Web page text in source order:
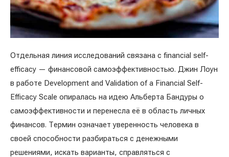
Отдельная линия исследований связана с financial self-
efficacy — финансовой самоэффективностью. Джин Лоун
в работе Development and Validation of a Financial Self-
Efficacy Scale опиралась на идею Альберта Бандуры о
самоэффективности и перенесла её в область личных
финансов. Термин означает уверенность человека в
своей способности разбираться с денежными
решениями, искать варианты, справляться с